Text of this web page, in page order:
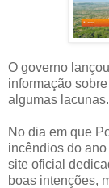
O governo
informação
algumas lacunas.
No dia em que
incêndios do
site oficial
boas intenções,